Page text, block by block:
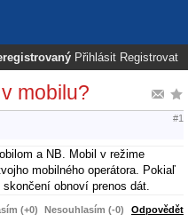
Přihlásit Registrovat
mobilu?
#1
a NB. Mobil v režime
mobilného operátora. Pokiaľ
obnoví prenos dát.
(+0) Nesouhlasím (-0) Odpovědět